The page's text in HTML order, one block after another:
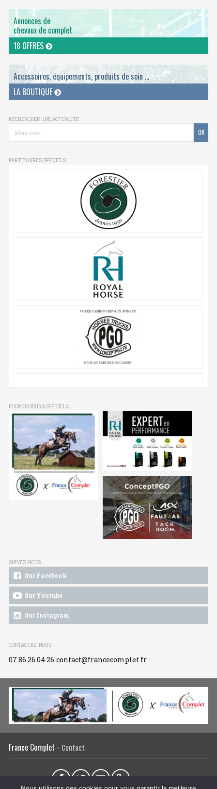
Annonces de
chevaux de complet
18 OFFRES
Accessoires, équipements, produits de soin ...
LA BOUTIQUE
RECHERCHER UNE ACTUALITÉ
PARTENAIRES OFFICIELS
FOURNISSEURS OFFICIELS
SUIVEZ-NOUS
Sur Facebook
Sur Youtube
Sur Instagram
CONTACTEZ-NOUS
07.86.26.04.26 contact@francecomplet.fr
France Complet - Contact